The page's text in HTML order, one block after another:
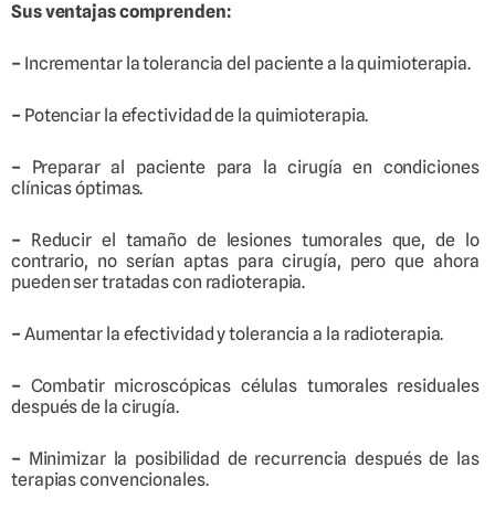
Sus ventajas comprenden:
– Incrementar la tolerancia del paciente a la quimioterapia.
– Potenciar la efectividad de la quimioterapia.
– Preparar al paciente para la cirugía en condiciones
clínicas óptimas.
– Reducir el tamaño de lesiones tumorales que, de lo
contrario, no serían aptas para cirugía, pero que ahora
pueden ser tratadas con radioterapia.
– Aumentar la efectividad y tolerancia a la radioterapia.
– Combatir microscópicas células tumorales residuales
después de la cirugía.
– Minimizar la posibilidad de recurrencia después de las
terapias convencionales.